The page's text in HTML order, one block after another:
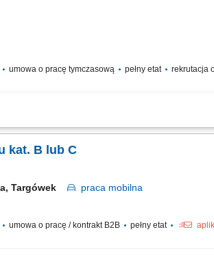
umowa o pracę tymczasową pełny etat rekrutacja
spożywcze bezpiecznie i z troską. Będziesz:
kat. B lub C
Targówek praca mobilna
umowa o pracę / kontrakt B2B pełny etat